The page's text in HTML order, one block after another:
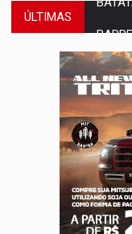
ÚLTIMAS
:Anvisa
MAIS
VÍDEO:
VÍDEO: